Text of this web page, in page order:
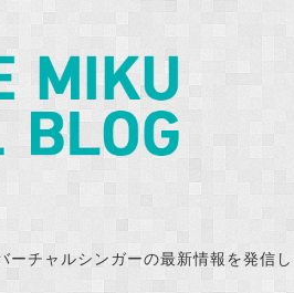
チャルシンガーの最新情報を発信し